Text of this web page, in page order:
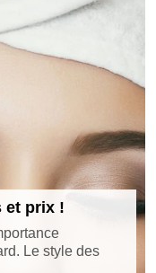
et prix !
Le style des